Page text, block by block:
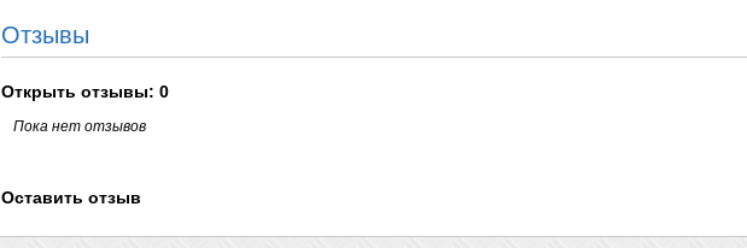
Отзывы
Открыть отзывы: 0
Пока нет отзывов
Оставить отзыв